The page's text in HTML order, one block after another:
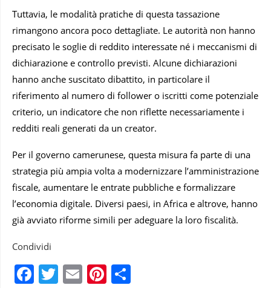
Tuttavia, le modalità pratiche di questa tassazione
rimangono ancora poco dettagliate. Le autorità non hanno
precisato le soglie di reddito interessate né i meccanismi di
dichiarazione e controllo previsti. Alcune dichiarazioni
hanno anche suscitato dibattito, in particolare il
riferimento al numero di follower o iscritti come potenziale
criterio, un indicatore che non riflette necessariamente i
redditi reali generati da un creator.
Per il governo camerunese, questa misura fa parte di una
strategia più ampia volta a modernizzare l’amministrazione
fiscale, aumentare le entrate pubbliche e formalizzare
l’economia digitale. Diversi paesi, in Africa e altrove, hanno
già avviato riforme simili per adeguare la loro fiscalità.
Condividi
Facebook
Twitter
EmailPinterest